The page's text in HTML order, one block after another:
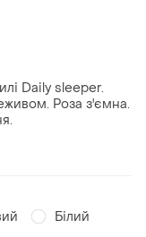
Daily sleeper.
Роза з'ємна.
Білий